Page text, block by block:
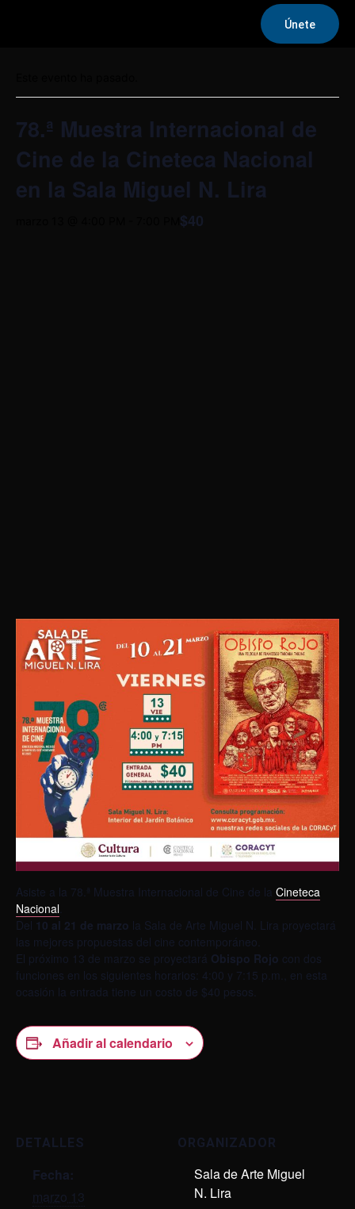
Únete
78.ª Muestra Internacional de
Cine de la Cineteca Nacional
en la Sala Miguel N. Lira
$40
Asiste a la 78.ª Muestra Internacional de Cine de la Cineteca
Nacional
Del 10 al 21 de marzo la Sala de Arte Miguel N. Lira proyectará
las mejores propuestas del cine contemporáneo.
El próximo 13 de marzo se proyectará Obispo Rojo con dos
funciones en los siguientes horarios: 4:00 y 7:15 p.m., en esta
ocasión la entrada tiene un costo de $40 pesos.
Añadir al calendario
DETALLES
Fecha:
marzo 13
ORGANIZADOR
Sala de Arte Miguel
N. Lira